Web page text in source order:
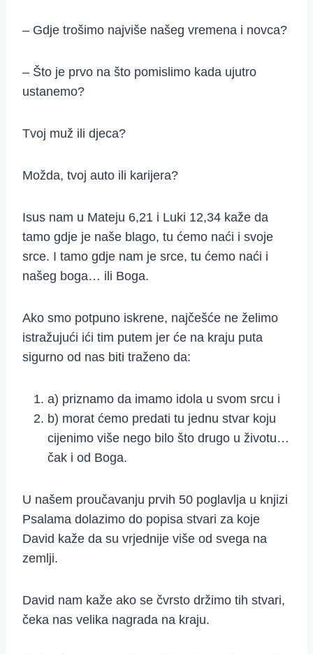
– Gdje trošimo najviše našeg vremena i novca?
– Što je prvo na što pomislimo kada ujutro
ustanemo?
Tvoj muž ili djeca?
Možda, tvoj auto ili karijera?
Isus nam u Mateju 6,21 i Luki 12,34 kaže da
tamo gdje je naše blago, tu ćemo naći i svoje
srce. I tamo gdje nam je srce, tu ćemo naći i
našeg boga… ili Boga.
Ako smo potpuno iskrene, najčešće ne želimo
istražujući ići tim putem jer će na kraju puta
sigurno od nas biti traženo da:
a) priznamo da imamo idola u svom srcu i
b) morat ćemo predati tu jednu stvar koju
cijenimo više nego bilo što drugo u životu…
čak i od Boga.
U našem proučavanju prvih 50 poglavlja u knjizi
Psalama dolazimo do popisa stvari za koje
David kaže da su vrjednije više od svega na
zemlji.
David nam kaže ako se čvrsto držimo tih stvari,
čeka nas velika nagrada na kraju.